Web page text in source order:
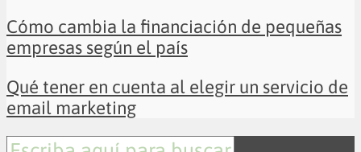
Cómo cambia la financiación de pequeñas
empresas según el país
Qué tener en cuenta al elegir un servicio de
email marketing